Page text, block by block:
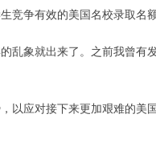
竞争有效的美国名校录取名
乱象就出来了。之前我曾有
以应对接下来更加艰难的